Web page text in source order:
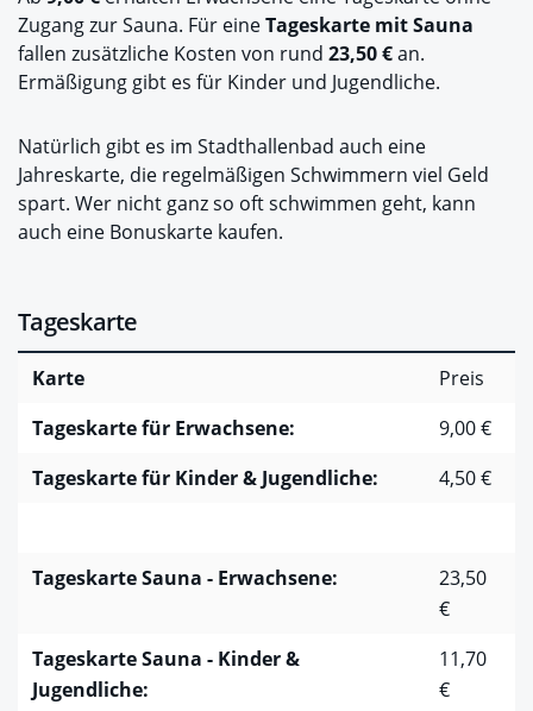
Zugang zur Sauna. Für eineTageskarte mit Sauna
fallen zusätzliche Kosten von rund 23,50 €an.
Ermäßigung gibt es für Kinder und Jugendliche.
Natürlich gibt es im Stadthallenbad auch eine
Jahreskarte, die regelmäßigen Schwimmern viel Geld
spart. Wer nicht ganz so oft schwimmen geht, kann
auch eine Bonuskarte kaufen.
Tageskarte
Karte
Preis
Tageskarte für Erwachsene:
9,00 €
Tageskarte für Kinder & Jugendliche:
4,50 €
Tageskarte Sauna - Erwachsene:
23,50
€
Tageskarte Sauna - Kinder &
Jugendliche:
11,70
€